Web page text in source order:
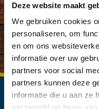
Deze website maakt
We gebruiken cookies
personaliseren, om
en om ons
informatie over uw
partners voor social
partners kunnen deze
informatie die u aan ze
Ik ga akkoord met de